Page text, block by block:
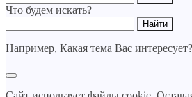
Что будем искать?
Например, Какая тема Вас интересует?